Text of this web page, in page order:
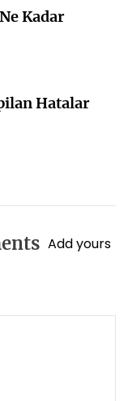
Kadar
Hatalar
Add yours